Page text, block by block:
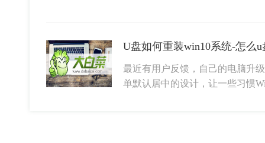
U盘如何重装win10系统-怎么
最近有用户反馈，自己的电脑升
单默认居中的设计，让一些习惯